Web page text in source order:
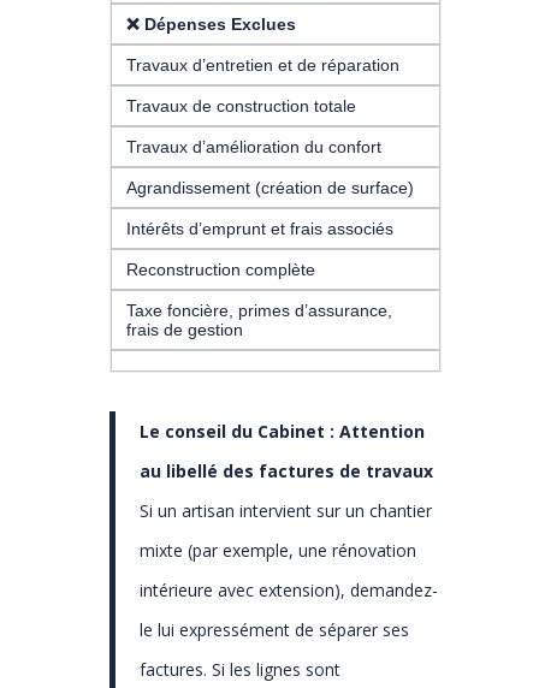
❌ Dépenses Exclues
Travaux d’entretien et de réparation
Travaux de construction totale
Travaux d’amélioration du confort
Agrandissement (création de surface)
Intérêts d’emprunt et frais associés
Reconstruction complète
Taxe foncière, primes d’assurance,
frais de gestion
Le conseil du Cabinet : Attention
au libellé des factures de travaux
Si un artisan intervient sur un chantier
mixte (par exemple, une rénovation
intérieure avec extension), demandez-
le lui expressément de séparer ses
factures. Si les lignes sont